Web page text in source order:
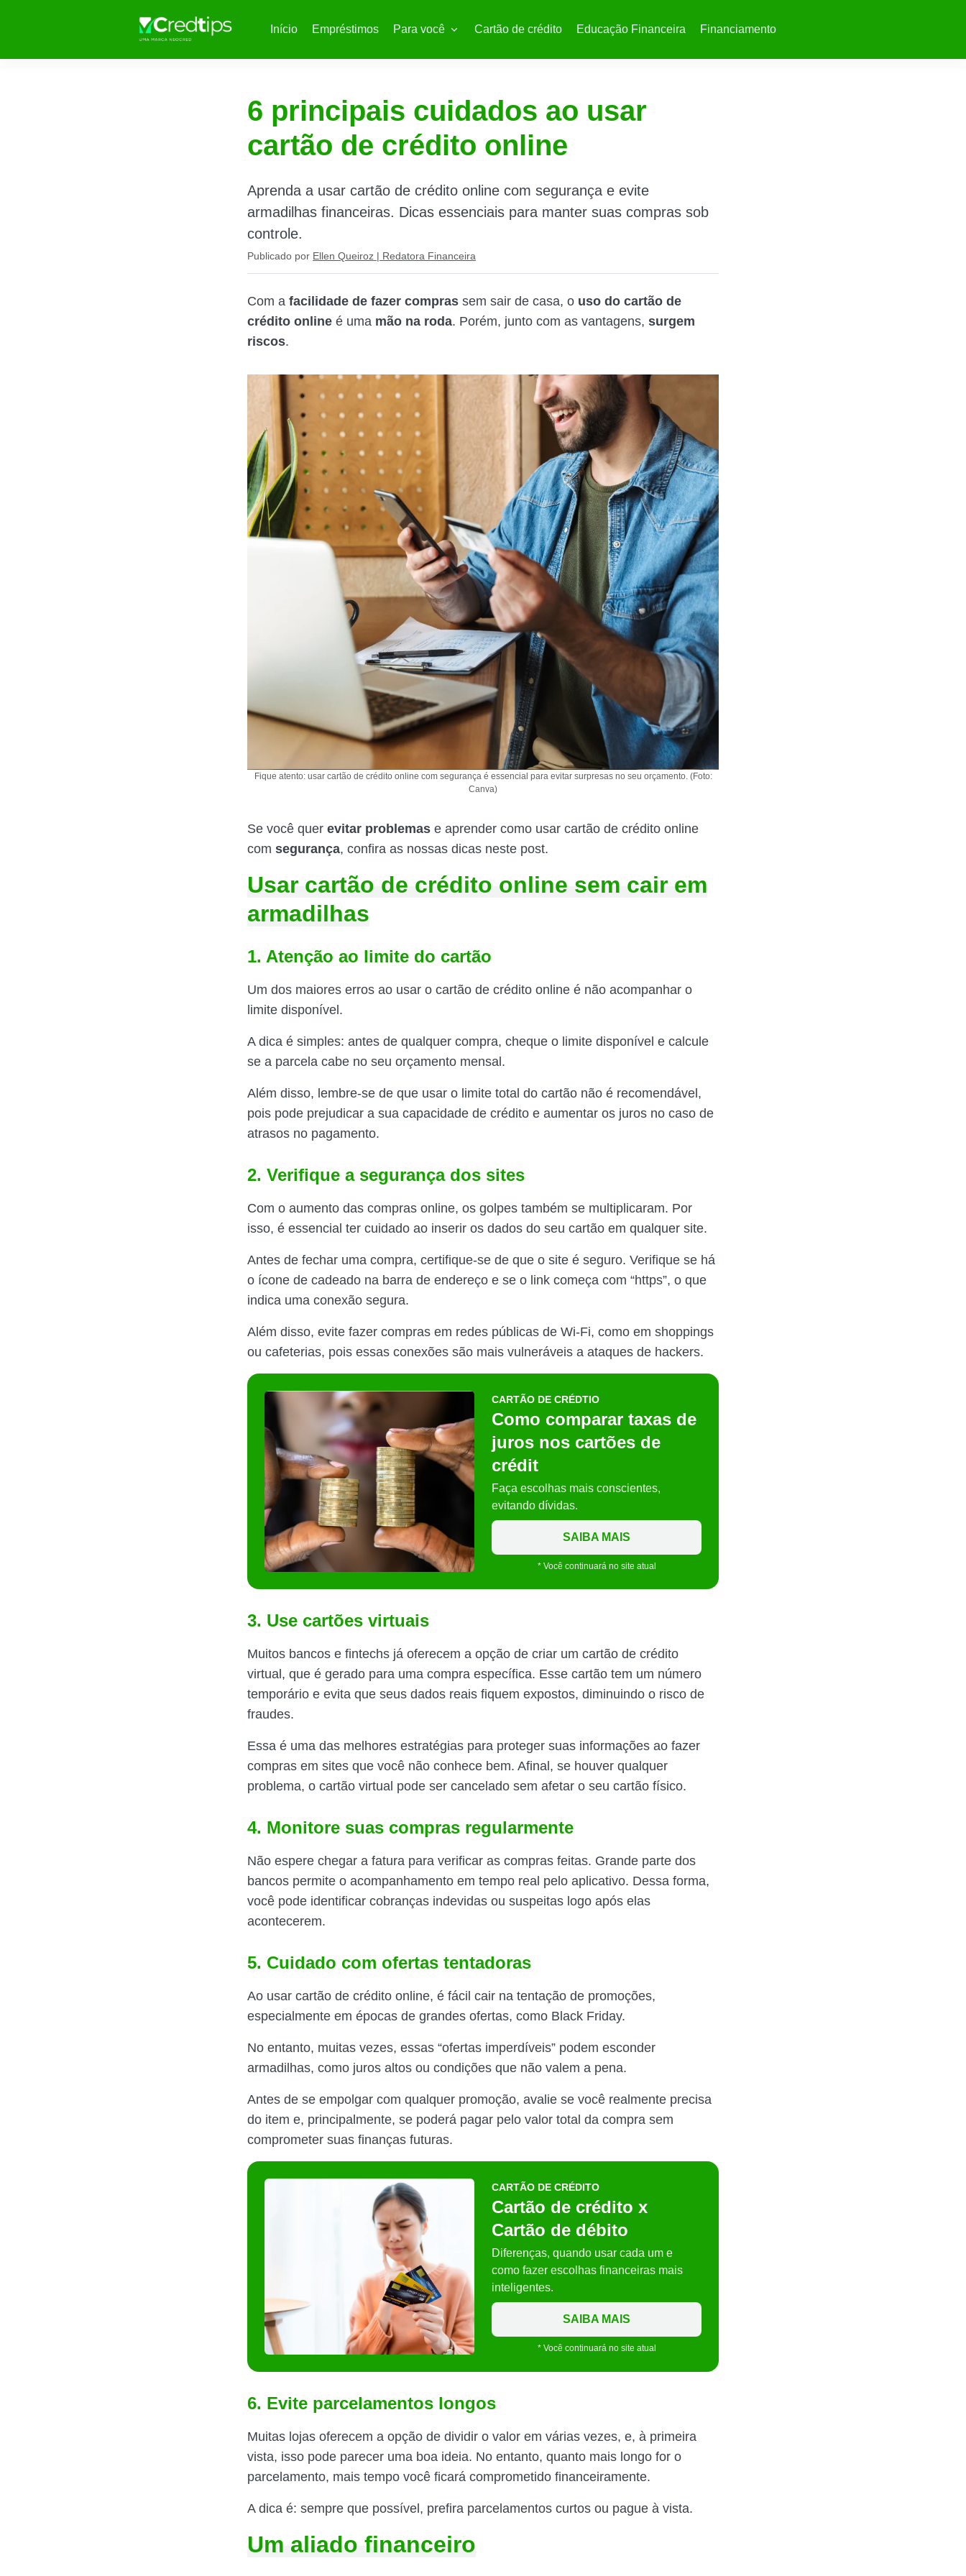
Início Empréstimos Para você Cartão de crédito Educação Financeira Financiamento
6 principais cuidados ao usar
cartão de crédito online
Aprenda a usar cartão de crédito online com segurança e evite
armadilhas financeiras. Dicas essenciais para manter suas compras sob
controle.
Publicado por Ellen Queiroz | Redatora Financeira
Com a facilidade de fazer compras sem sair de casa, o uso do cartão de
crédito online é uma mão na roda. Porém, junto com as vantagens, surgem
riscos.
Fique atento: usar cartão de crédito online com segurança é essencial para evitar surpresas no seu orçamento. (Foto:
Canva)
Se você quer evitar problemas e aprender como usar cartão de crédito online
com segurança, confira as nossas dicas neste post.
Usar cartão de crédito online sem cair em
armadilhas
1. Atenção ao limite do cartão
Um dos maiores erros ao usar o cartão de crédito online é não acompanhar o
limite disponível.
A dica é simples: antes de qualquer compra, cheque o limite disponível e calcule
se a parcela cabe no seu orçamento mensal.
Além disso, lembre-se de que usar o limite total do cartão não é recomendável,
pois pode prejudicar a sua capacidade de crédito e aumentar os juros no caso de
atrasos no pagamento.
2. Verifique a segurança dos sites
Com o aumento das compras online, os golpes também se multiplicaram. Por
isso, é essencial ter cuidado ao inserir os dados do seu cartão em qualquer site.
Antes de fechar uma compra, certifique-se de que o site é seguro. Verifique se há
o ícone de cadeado na barra de endereço e se o link começa com “https”, o que
indica uma conexão segura.
Além disso, evite fazer compras em redes públicas de Wi-Fi, como em shoppings
ou cafeterias, pois essas conexões são mais vulneráveis a ataques de hackers.
CARTÃO DE CRÉDTIO
Como comparar taxas de
juros nos cartões de
crédit
Faça escolhas mais conscientes,
evitando dívidas.
SAIBA MAIS
* Você continuará no site atual
3. Use cartões virtuais
Muitos bancos e fintechs já oferecem a opção de criar um cartão de crédito
virtual, que é gerado para uma compra específica. Esse cartão tem um número
temporário e evita que seus dados reais fiquem expostos, diminuindo o risco de
fraudes.
Essa é uma das melhores estratégias para proteger suas informações ao fazer
compras em sites que você não conhece bem. Afinal, se houver qualquer
problema, o cartão virtual pode ser cancelado sem afetar o seu cartão físico.
4. Monitore suas compras regularmente
Não espere chegar a fatura para verificar as compras feitas. Grande parte dos
bancos permite o acompanhamento em tempo real pelo aplicativo. Dessa forma,
você pode identificar cobranças indevidas ou suspeitas logo após elas
acontecerem.
5. Cuidado com ofertas tentadoras
Ao usar cartão de crédito online, é fácil cair na tentação de promoções,
especialmente em épocas de grandes ofertas, como Black Friday.
No entanto, muitas vezes, essas “ofertas imperdíveis” podem esconder
armadilhas, como juros altos ou condições que não valem a pena.
Antes de se empolgar com qualquer promoção, avalie se você realmente precisa
do item e, principalmente, se poderá pagar pelo valor total da compra sem
comprometer suas finanças futuras.
CARTÃO DE CRÉDITO
Cartão de crédito x
Cartão de débito
Diferenças, quando usar cada um e
como fazer escolhas financeiras mais
inteligentes.
SAIBA MAIS
* Você continuará no site atual
6. Evite parcelamentos longos
Muitas lojas oferecem a opção de dividir o valor em várias vezes, e, à primeira
vista, isso pode parecer uma boa ideia. No entanto, quanto mais longo for o
parcelamento, mais tempo você ficará comprometido financeiramente.
A dica é: sempre que possível, prefira parcelamentos curtos ou pague à vista.
Um aliado financeiro